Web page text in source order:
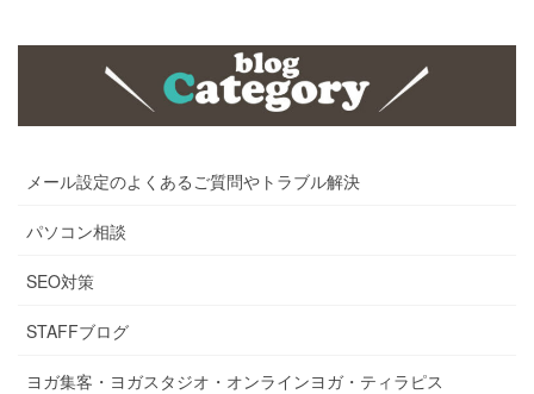
メール設定のよくあるご質問やトラブル解決
パソコン相談
SEO対策
STAFFブログ
ヨガ集客・ヨガスタジオ・オンラインヨガ・ティラピス